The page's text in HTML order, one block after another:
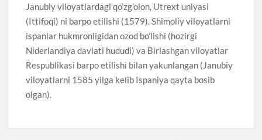
Janubiy viloyatlardagi qo’zg’olon, Utrext uniyasi
(Ittifoqi) ni barpo etilishi (1579). Shimoliy viloyatlarni
ispanlar hukmronligidan ozod bo’lishi (hozirgi
Niderlandiya davlati hududi) va Birlashgan viloyatlar
Respublikasi barpo etilishi bilan yakunlangan (Janubiy
viloyatlarni 1585 yilga kelib Ispaniya qayta bosib
olgan).